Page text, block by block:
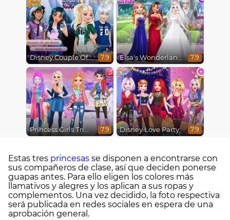
Disney Couple Of The Year 7.9 Elsa's Wonderland Wedding 7.9
Princess Girls Trip To Aspen 7.9 Disney Love Party 7.9
Estas tres princesas se disponen a encontrarse con
sus compañeros de clase, así que deciden ponerse
guapas antes. Para ello eligen los colores más
llamativos y alegres y los aplican a sus ropas y
complementos. Una vez decidido, la foto respectiva
será publicada en redes sociales en espera de una
aprobación general.